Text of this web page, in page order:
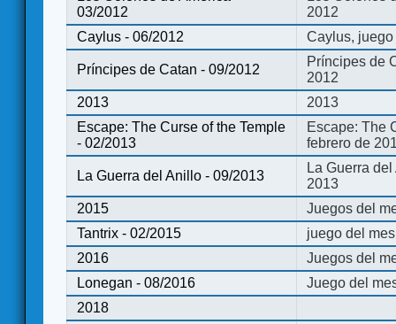
03/2012
2012
Caylus - 06/2012
Caylus,
Príncipes de Catan - 09/2012
Príncipes de
2012
2013
2013
Escape: The Curse of the Temple
- 02/2013
Escape: The
febrero de
La Guerra del Anillo - 09/2013
La Guerra
2013
2015
Juegos del
Tantrix - 02/2015
juego del
2016
Juegos del
Lonegan - 08/2016
Juego del
2018